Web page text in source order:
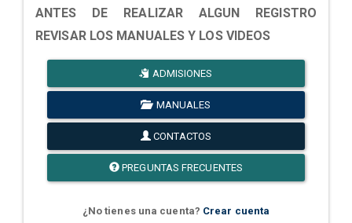
ANTES DE REALIZAR ALGUN REGISTRO
REVISAR LOS MANUALES Y LOS VIDEOS
ADMISIONES
MANUALES
CONTACTOS
PREGUNTAS FRECUENTES
¿No tienes una cuenta? Crear cuenta